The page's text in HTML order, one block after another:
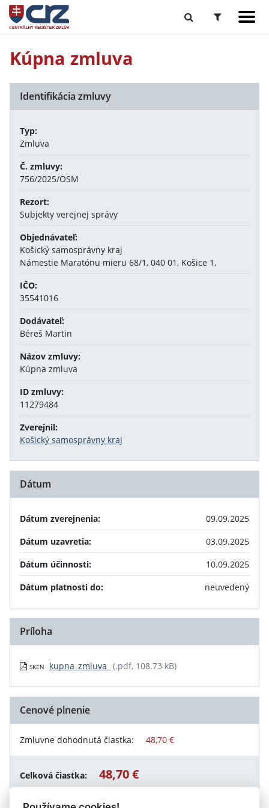
Kúpna zmluva
Identifikácia zmluvy
Typ:
Zmluva
Č. zmluvy:
756/2025/OSM
Rezort:
Subjekty verejnej správy
Objednávateľ:
Košický samosprávny kraj
Námestie Maratónu mieru 68/1, 040 01, Košice 1,
IČO:
35541016
Dodávateľ:
Béreš Martin
Názov zmluvy:
Kúpna zmluva
ID zmluvy:
11279484
Zverejnil:
Košický samosprávny kraj
Dátum
Dátum zverejnenia:
09.09.2025
Dátum uzavretia:
03.09.2025
Dátum účinnosti:
10.09.2025
Dátum platnosti do:
neuvedený
Príloha
SKEN kupna_zmluva_ (.pdf, 108.73 kB)
Cenové plnenie
Zmluvne dohodnutá čiastka: 48,70 €
Celková čiastka: 48,70 €